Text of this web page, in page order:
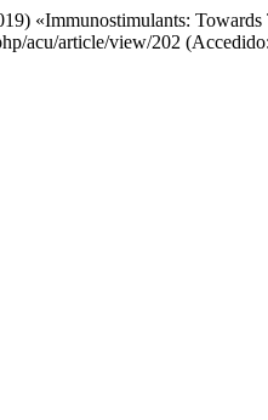
«Immunostimulants:
acu/article/view/202